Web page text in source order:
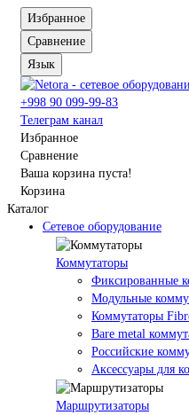
Избранное
Сравнение
Язык
+998 90 099-99-83
Телеграм канал
Избранное
Сравнение
Ваша корзина пуста!
Корзина
Каталог
Сетевое оборудование
Коммутаторы
Фиксированные
Модульные
Коммутаторы
Bare metal
Российские
Аксессуары для
Маршрутизаторы